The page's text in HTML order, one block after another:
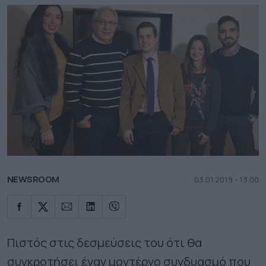
NEWSROOM 03.01.2019 - 13.00
Πιστός στις δεσμεύσεις του ότι θα
συγκροτήσει έναν μοντέρνο συνδυασμό που